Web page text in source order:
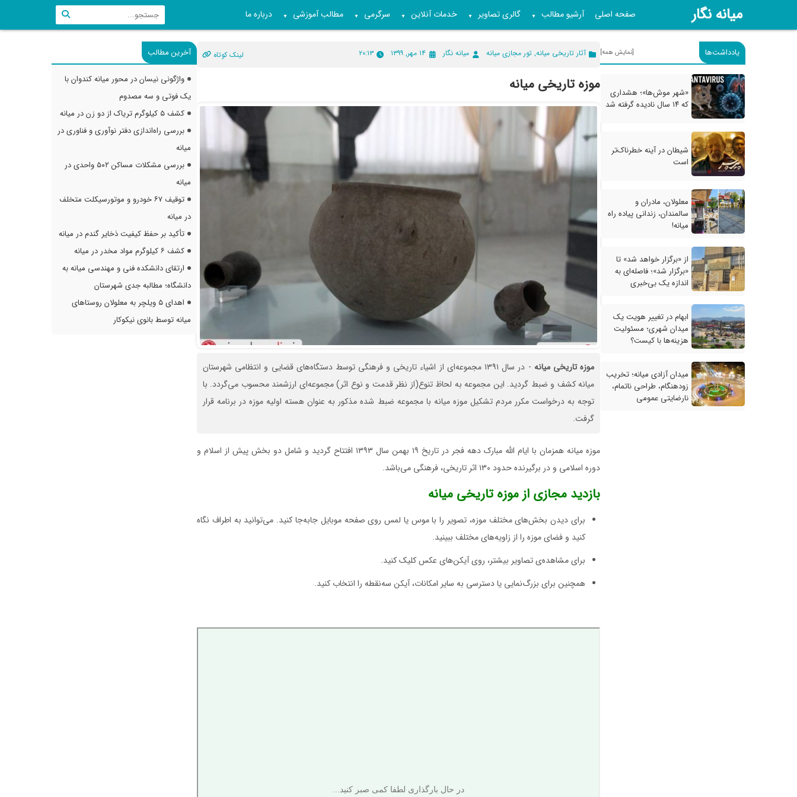
میانه نگار صفحه اصلی آرشیو مطالب ▼ گالری تصاویر ▼ خدمات آنلاین ▼ سرگرمی ▼ مطالب آموزشی ▼ درباره ما
یادداشت‌ها [نمایش همه]
«شهر موش‌ها»؛ هشداری
که ۱۴ سال نادیده گرفته شد
شیطان در آینه خطرناک‌تر
است
معلولان، مادران و
سالمندان، زندانی پیاده راه
میانه!
از «برگزار خواهد شد» تا
«برگزار شد»؛ فاصله‌ای به
اندازه یک بی‌خبری
ابهام در تغییر هویت یک
میدان شهری؛ مسئولیت
هزینه‌ها با کیست؟
میدان آزادی میانه؛ تخریب
زودهنگام، طراحی ناتمام،
نارضایتی عمومی
آثار تاریخی میانه, تور مجازی میانه میانه نگار ۱۴ مهر, ۱۳۹۹ ۲۰:۱۳ لینک کوتاه
موزه تاریخی میانه
موزه تاریخی میانه
- در سال ۱۳۹۱ مجموعه‌ای از اشیاء تاریخی و فرهنگی توسط دستگاه‌های قضایی و انتظامی شهرستان
میانه کشف و ضبط گردید. این مجموعه به لحاظ تنوع(از نظر قدمت و نوع اثر) مجموعه‌ای ارزشمند محسوب می‌گردد. با
توجه به درخواست مکرر مردم تشکیل موزه میانه با مجموعه ضبط شده مذکور به عنوان هسته اولیه موزه در برنامه قرار
گرفت.
موزه میانه همزمان با ایام الله مبارک دهه فجر در تاریخ ۱۹ بهمن سال ۱۳۹۳ افتتاح گردید و شامل دو بخش پیش از اسلام و
دوره اسلامی و در برگیرنده حدود ۱۳۰ اثر تاریخی، فرهنگی می‌باشد.
بازدید مجازی از موزه تاریخی میانه
برای دیدن بخش‌های مختلف موزه، تصویر را با موس یا لمس روی صفحه موبایل جابه‌جا کنید. می‌توانید به اطراف نگاه
کنید و فضای موزه را از زاویه‌های مختلف ببینید.
برای مشاهده‌ی تصاویر بیشتر، روی آیکن‌های عکس کلیک کنید.
همچنین برای بزرگ‌نمایی یا دسترسی به سایر امکانات، آیکن سه‌نقطه را انتخاب کنید.
آخرین مطالب
واژگونی نیسان در محور میانه کندوان با
یک فوتی و سه مصدوم
کشف ۵ کیلوگرم تریاک از دو زن در میانه
بررسی راه‌اندازی دفتر نوآوری و فناوری در
میانه
بررسی مشکلات مساکن ۵۰۲ واحدی در
میانه
توقیف ۶۷ خودرو و موتورسیکلت متخلف
در میانه
تأکید بر حفظ کیفیت ذخایر گندم در میانه
کشف ۶ کیلوگرم مواد مخدر در میانه
ارتقای دانشکده فنی و مهندسی میانه به
دانشگاه؛ مطالبه جدی شهرستان
اهدای ۵ ویلچر به معلولان روستاهای
میانه توسط بانوی نیکوکار